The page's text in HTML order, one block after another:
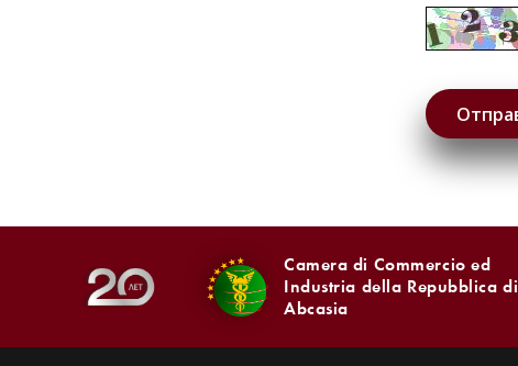
Camera di Commercio ed
Industria della Repubblica di
Abcasia